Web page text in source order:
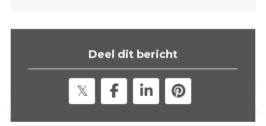
Deel dit bericht